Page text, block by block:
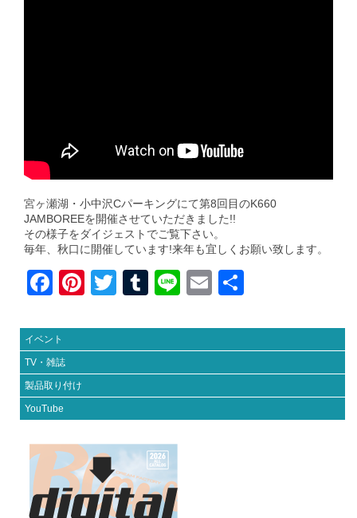
宮ヶ瀬湖・小中沢Cパーキングにて第8回目のK660
JAMBOREEを開催させていただきました!!
その様子をダイジェストでご覧下さい。
毎年、秋口に開催しています!来年も宜しくお願い致します。
F
c
e
b
o
k
Pi
er
e
T
tt
er
T
m
bl
Li
e
E
ail
イベント
TV・雑誌
製品取り付け
YouTube